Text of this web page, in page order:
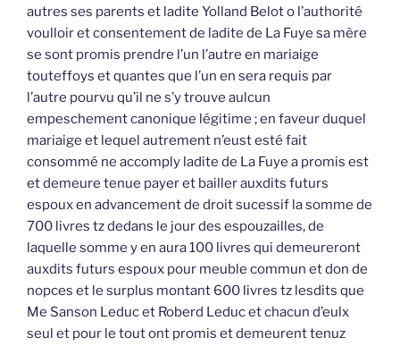
autres ses parents et ladite Yolland Belot o l’authorité
voulloir et consentement de ladite de La Fuye sa mère
se sont promis prendre l’un l’autre en mariaige
touteffoys et quantes que l’un en sera requis par
l’autre pourvu qu’il ne s’y trouve aulcun
empeschement canonique légitime ; en faveur duquel
mariaige et lequel autrement n’eust esté fait
consommé ne accomply ladite de La Fuye a promis est
et demeure tenue payer et bailler auxdits futurs
espoux en advancement de droit sucessif la somme de
700 livres tz dedans le jour des espouzailles, de
laquelle somme y en aura 100 livres qui demeureront
auxdits futurs espoux pour meuble commun et don de
nopces et le surplus montant 600 livres tz lesdits que
Me Sanson Leduc et Roberd Leduc et chacun d’eulx
seul et pour le tout ont promis et demeurent tenuz